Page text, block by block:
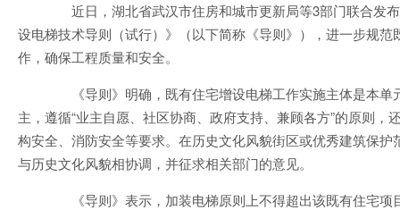
近日，湖北省武汉市住房和城市更新局等3部门联合发
设电梯技术导则（试行）》（以下简称《导则》），进一步规范
作，确保工程质量和安全。
《导则》明确，既有住宅增设电梯工作实施主体是本单
主，遵循“业主自愿、社区协商、政府支持、兼顾各方”的原则，
构安全、消防安全等要求。在历史文化风貌街区或优秀建筑保护
与历史文化风貌相协调，并征求相关部门的意见。
《导则》表示，加装电梯原则上不得超出该既有住宅项